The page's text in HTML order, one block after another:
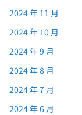
2024 年 11 月
2024 年 10 月
2024 年 9 月
2024 年 8 月
2024 年 7 月
2024 年 6 月